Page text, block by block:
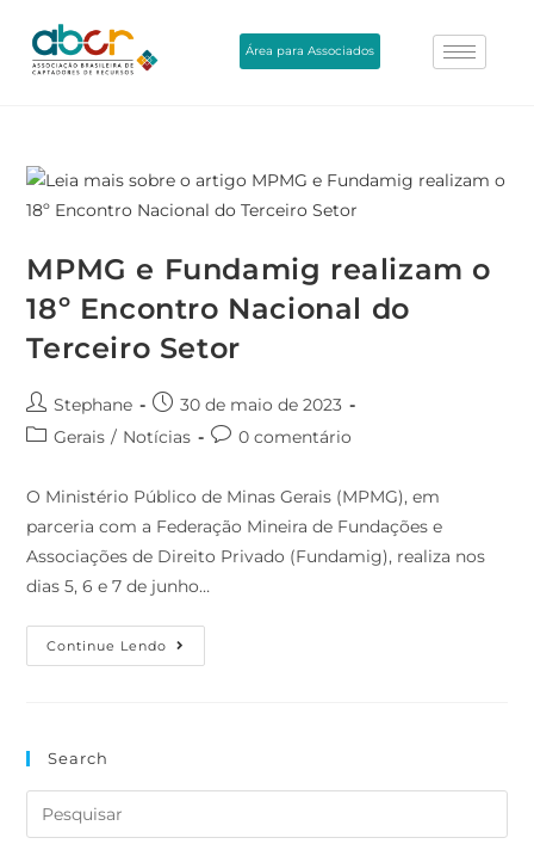
Área para Associados
MPMG e Fundamig realizam o
18º Encontro Nacional do
Terceiro Setor
Stephane
30 de maio de 2023
Gerais / Notícias 0 comentário
O Ministério Público de Minas Gerais (MPMG), em
parceria com a Federação Mineira de Fundações e
Associações de Direito Privado (Fundamig), realiza nos
dias 5, 6 e 7 de junho…
Continue Lendo
Search